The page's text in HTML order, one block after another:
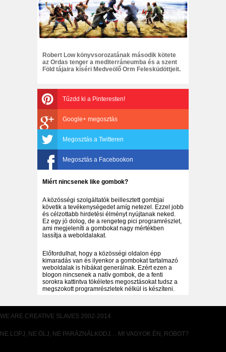
Robert Low könyvsorozatának második kötete
az Ordas tenger a mediterráneumba és a szent
Föld tájaira kíséri Medveölő Orm Felesküdöttjeit.
Tűzdd ki a Pinteresten!
Google+ megosztás
Megosztás a Twitteren
Megosztás a Facebookon
Miért nincsenek like gombok?
A közösségi szolgáltatók beillesztett gombjai
követik a tevékenységedet amíg netezel. Ezzel jobb
és célzottabb hirdetési élményt nyújtanak neked.
Ez egy jó dolog, de a rengeteg pici programrészlet,
ami megjeleníti a gombokat nagy mértékben
lassítja a weboldalakat.
Előfordulhat, hogy a közösségi oldalon épp
kimaradás van és ilyenkor a gombokat tartalmazó
weboldalak is hibákat generálnak. Ezért ezen a
blogon nincsenek a natív gombok, de a fenti
sorokra kattintva tökéletes megosztásokat tudsz a
megszokott programrészletek nélkül is készíteni.
WE ARE CREATIVE SLAVES 2002-2014
NE LOPJ, NE ÖLJ, NE PARÁZNÁLKODJ… MI VAGYOK ÉN, ROBOT?